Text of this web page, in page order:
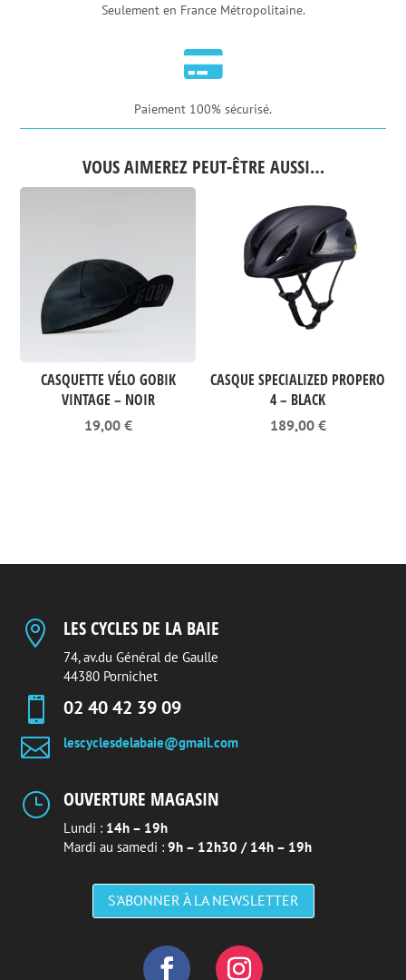
Seulement en France Métropolitaine.

Paiement 100% sécurisé.
VOUS AIMEREZ PEUT-ÊTRE AUSSI…
CASQUETTE VÉLO GOBIK
VINTAGE – NOIR
19,00 €
CASQUE SPECIALIZED PROPERO
4 – BLACK
189,00 €
 LES CYCLES DE LA BAIE
74, av.du Général de Gaulle
44380 Pornichet
 02 40 42 39 09
 lescyclesdelabaie@gmail.com
} OUVERTURE MAGASIN
Lundi : 14h – 19h
Mardi au samedi : 9h – 12h30 / 14h – 19h
S'ABONNER À LA NEWSLETTER